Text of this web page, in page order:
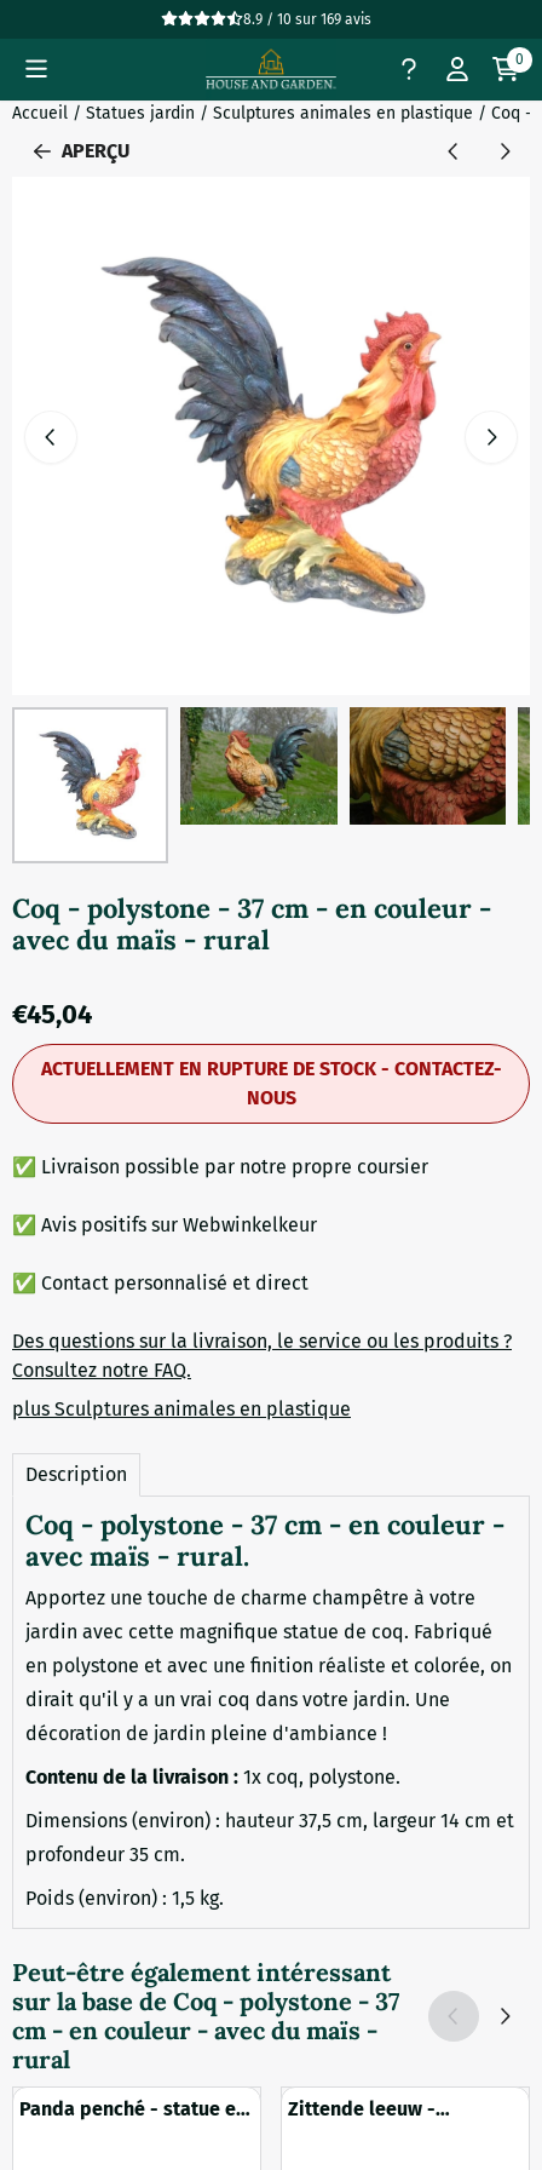
Préférences de cookies disponibles. Choisissez les
8.9 / 10 sur 169avis
0
Accueil / Statues jardin / Sculptures animales en plastique / Coq -
APERÇU
Coq - polystone - 37 cm - en couleur -
avec du maïs - rural
€45,04
ACTUELLEMENT EN RUPTURE DE STOCK - CONTACTEZ-
NOUS
✅ Livraison possible par notre propre coursier
✅ Avis positifs sur Webwinkelkeur
✅ Contact personnalisé et direct
Des questions sur la livraison, le service ou les produits ?
Consultez notre FAQ.
plus Sculptures animales en plastique
Description
Coq - polystone - 37 cm - en couleur -
avec maïs - rural.
Apportez une touche de charme champêtre à votre
jardin avec cette magnifique statue de coq. Fabriqué
en polystone et avec une finition réaliste et colorée, on
dirait qu'il y a un vrai coq dans votre jardin. Une
décoration de jardin pleine d'ambiance !
Contenu de la livraison : 1x coq, polystone.
Dimensions (environ) : hauteur 37,5 cm, largeur 14 cm et
profondeur 35 cm.
Poids (environ) : 1,5 kg.
Peut-être également intéressant
sur la base de Coq - polystone - 37
cm - en couleur - avec du maïs -
rural
Panda penché - statue en
Zittende leeuw -